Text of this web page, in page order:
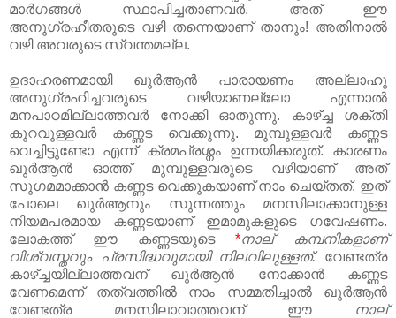
മാര്‍ഗങ്ങള്‍ സ്ഥാപിച്ചതാണവര്‍. അത്‌ ഈ
അനുഗ്രഹീതരുടെ വഴി തന്നെയാണ്‌ താനും! അതിനാല്‍
വഴി അവരുടെ സ്വന്തമല്ല.
ഉദാഹരണമായി ഖുര്‍ആന്‍ പാരായണം അല്ലാഹു
അനുഗ്രഹിച്ചവരുടെ വഴിയാണല്ലോ എന്നാല്‍
മനപാഠമില്ലാത്തവര്‍ നോക്കി ഓതുന്നു. കാഴ്ച്ച ശക്തി
കുറവുള്ളവര്‍ കണ്ണട വെക്കുന്നു. മുമ്പുള്ളവര്‍ കണ്ണട
വെച്ചിട്ടുണ്ടോ എന്ന് ക്രമപ്രശ്നം ഉന്നയിക്കരുത്‌. കാരണം
ഖുര്‍ആന്‍ ഓത്ത്‌ മുമ്പുള്ളവരുടെ വഴിയാണ്‌ അത്‌
സുഗമമാക്കാന്‍ കണ്ണട വെക്കുകയാണ്‌ നാം ചെയ്തത്‌. ഇത്‌
പോലെ ഖുര്‍ആനും സുന്നത്തും മനസിലാക്കാനുള്ള
നിയമപരമായ കണ്ണടയാണ്‌ ഇമാമുകളുടെ ഗവേഷണം.
ലോകത്ത്‌ ഈ കണ്ണടയുടെ *നാല്‌ കമ്പനികളാണ്‌
വിശ്വസ്തവും പ്രസിദ്ധവുമായി നിലവിലുള്ളത്‌.വേണ്ടത്ര
കാഴ്ച്ചയില്ലാത്തവന്‌ ഖുര്‍ആന്‍ നോക്കാന്‍ കണ്ണട
വേണമെന്ന് തത്വത്തില്‍ നാം സമ്മതിച്ചാല്‍ ഖുര്‍ആന്‍
വേണ്ടത്ര മനസിലാവാത്തവന്‌ ഈ
നാല്‌